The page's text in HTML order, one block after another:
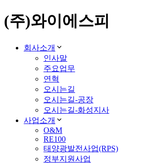
(주)와이에스피
회사소개
인사말
주요업무
연혁
오시는길
오시는길-공장
오시는길-화성지사
사업소개
O&M
RE100
태양광발전사업(RPS)
정부지원사업